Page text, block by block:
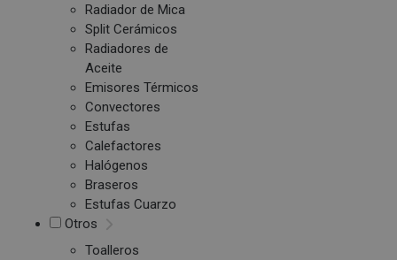
Radiador de Mica
Split Cerámicos
Radiadores de
Aceite
Emisores Térmicos
Convectores
Estufas
Calefactores
Halógenos
Braseros
Estufas Cuarzo
Otros
Toalleros